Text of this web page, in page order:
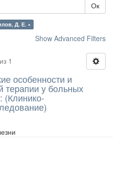
Ок
Д. Е. ×
Show Advanced Filters
1
особенности и
терапии у больных
(Клинико-